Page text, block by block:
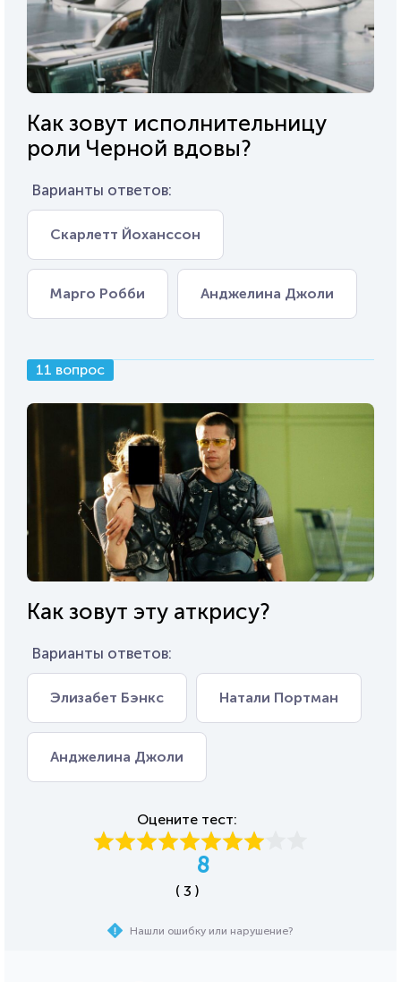
Как зовут исполнительницу
роли Черной вдовы?
Варианты ответов:
Скарлетт Йоханссон
Марго Робби Анджелина Джоли
11 вопрос
Как зовут эту аткрису?
Варианты ответов:
Элизабет Бэнкс Натали Портман
Анджелина Джоли
Оцените тест:
8
( 3 )
Нашли ошибку или нарушение?